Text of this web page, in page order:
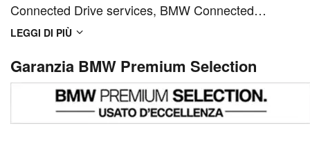
Connected Drive services, BMW Connected
Package Professional, BMW Individual Black High-
Call, BMW Live Cockpit Professional, BMW
Teleservices, Badge &amp;apos...
LEGGI DI PIÙ
Garanzia BMW Premium Selection